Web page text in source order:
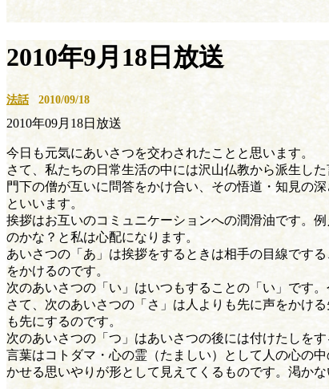
2010年9月18日放送
法話2010/09/18
2010年09月18日放送
今日も元気にあいさつを交わされたことと思います。
さて、私たちの日常生活の中には沢山仏教から派生し
門下の僧が互いに問答をかけ合い、その悟道・知見の
といいます。
挨拶はお互いのコミュニケーションへの潤滑油です。
のかな？と私は心配になります。
あいさつの「あ」は挨拶をするときは相手の目線です
をかけるのです。
次のあいさつの「い」はいつもすることの「い」です
さて、次のあいさつの「さ」は人よりも先に声をかけ
も先にするのです。
次のあいさつの「つ」はあいさつの後には付けたしを
言葉はコトダマ・心の霊（たましい）として人の心の
かせる思いやりが形として見えてくるものです。渇か